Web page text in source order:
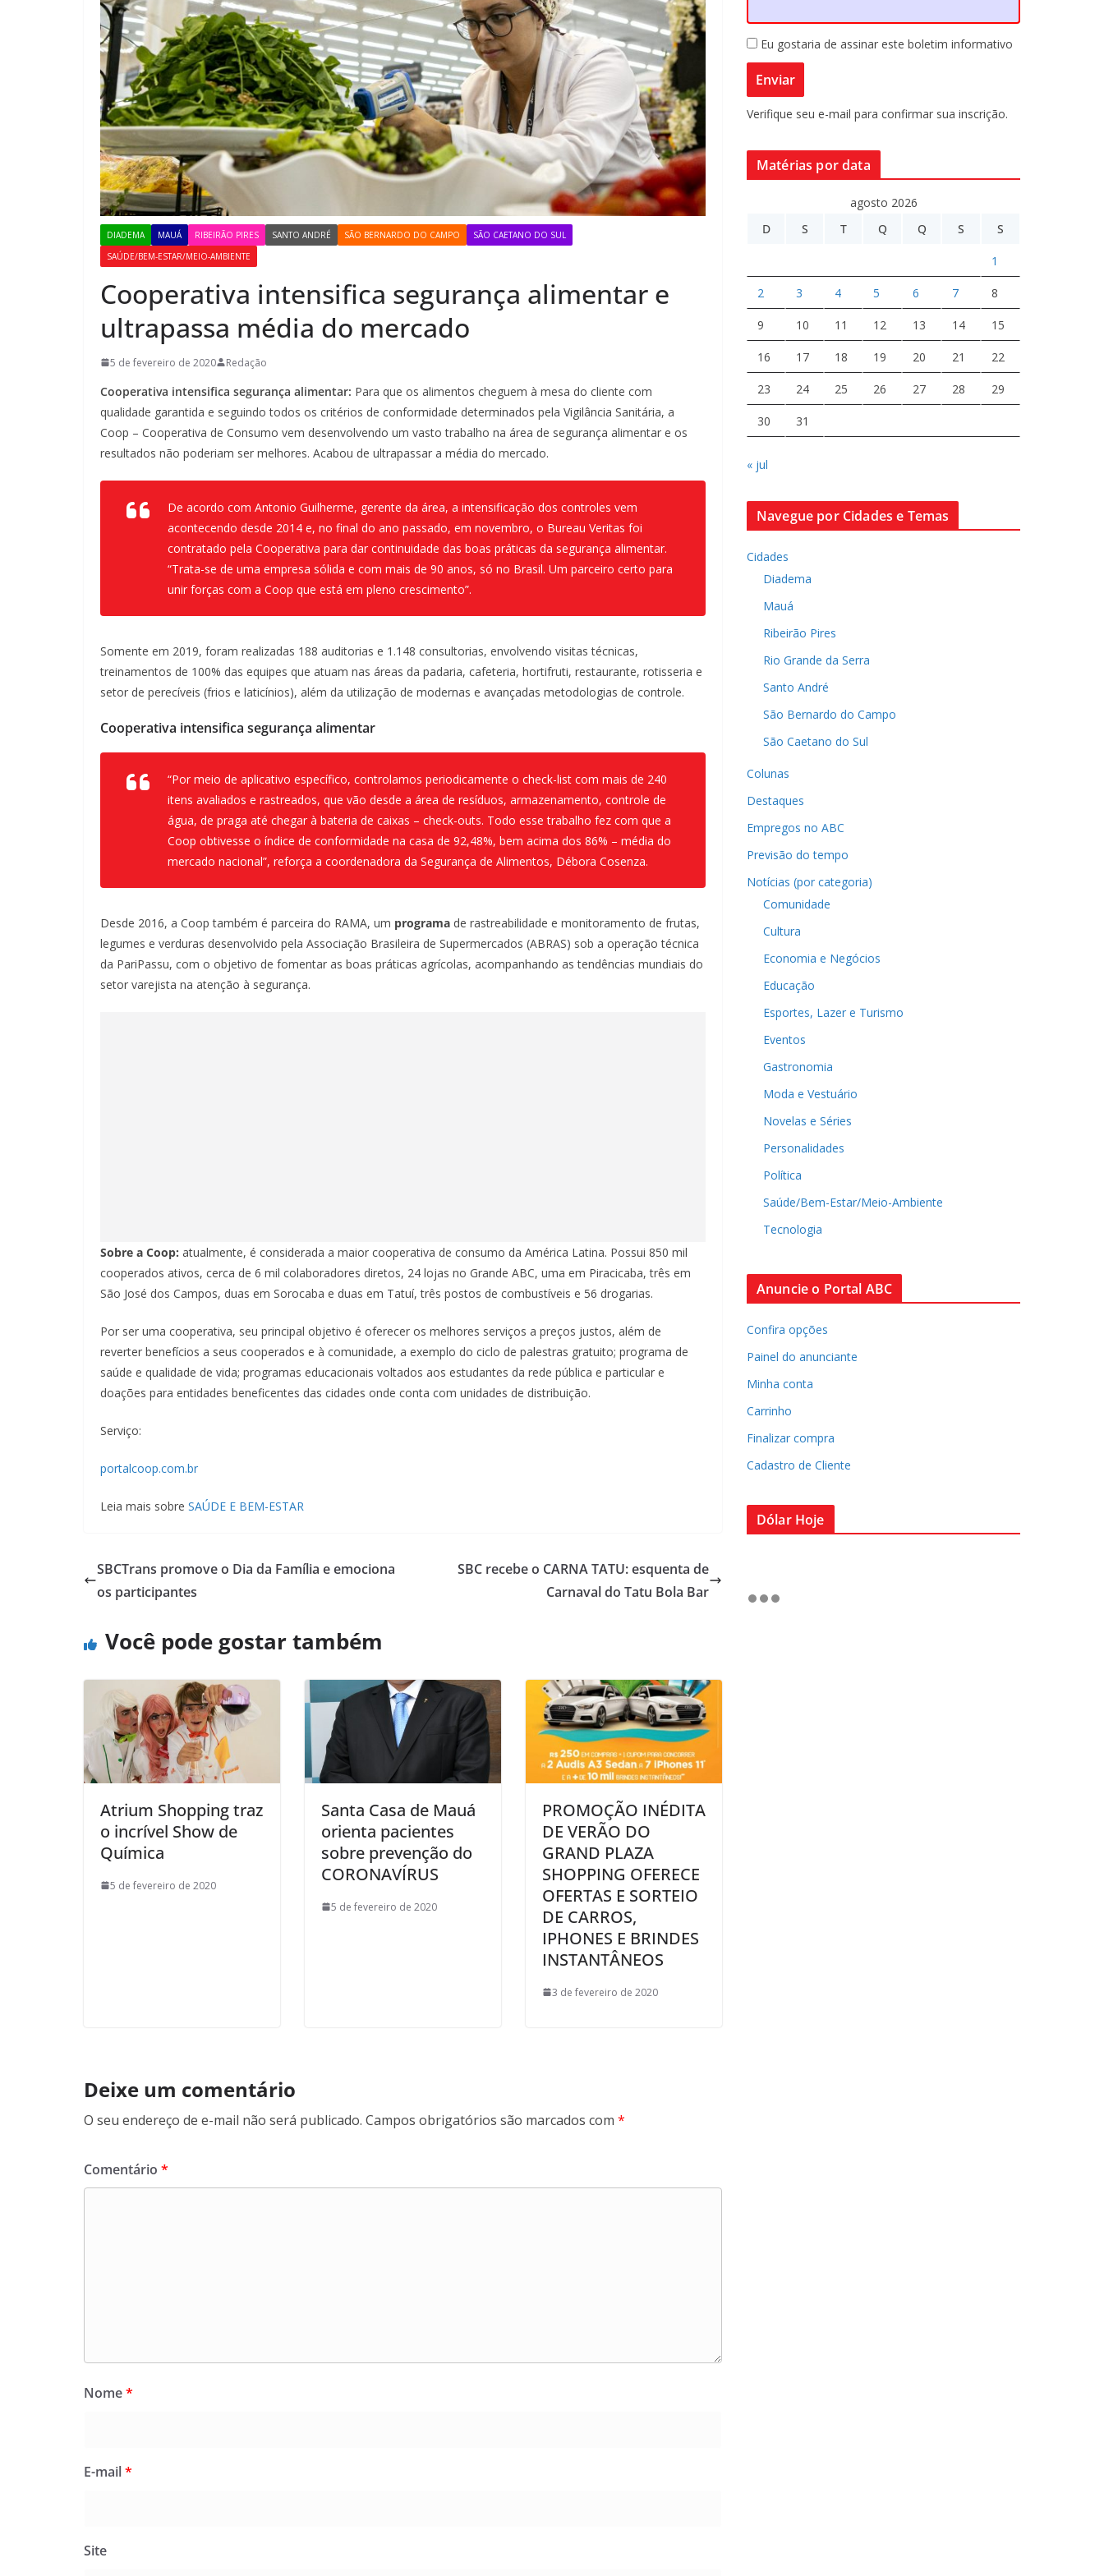
DIADEMA MAUÁ RIBEIRÃO PIRES SANTO ANDRÉ SÃO BERNARDO DO CAMPO
SÃO CAETANO DO SUL
SAÚDE/BEM-ESTAR/MEIO-AMBIENTE
Cooperativa intensifica segurança alimentar e
ultrapassa média do mercado
5 de fevereiro de 2020 Redação
Cooperativa intensifica segurança alimentar: Para que os alimentos cheguem à mesa do cliente com
qualidade garantida e seguindo todos os critérios de conformidade determinados pela Vigilância Sanitária, a
Coop – Cooperativa de Consumo vem desenvolvendo um vasto trabalho na área de segurança alimentar e os
resultados não poderiam ser melhores. Acabou de ultrapassar a média do mercado.
De acordo com Antonio Guilherme, gerente da área, a intensificação dos controles vem
acontecendo desde 2014 e, no final do ano passado, em novembro, o Bureau Veritas foi
contratado pela Cooperativa para dar continuidade das boas práticas da segurança alimentar.
“Trata-se de uma empresa sólida e com mais de 90 anos, só no Brasil. Um parceiro certo para
unir forças com a Coop que está em pleno crescimento”.
Somente em 2019, foram realizadas 188 auditorias e 1.148 consultorias, envolvendo visitas técnicas,
treinamentos de 100% das equipes que atuam nas áreas da padaria, cafeteria, hortifruti, restaurante, rotisseria e
setor de perecíveis (frios e laticínios), além da utilização de modernas e avançadas metodologias de controle.
Cooperativa intensifica segurança alimentar
“Por meio de aplicativo específico, controlamos periodicamente o check-list com mais de 240
itens avaliados e rastreados, que vão desde a área de resíduos, armazenamento, controle de
água, de praga até chegar à bateria de caixas – check-outs. Todo esse trabalho fez com que a
Coop obtivesse o índice de conformidade na casa de 92,48%, bem acima dos 86% – média do
mercado nacional”, reforça a coordenadora da Segurança de Alimentos, Débora Cosenza.
Desde 2016, a Coop também é parceira do RAMA, um programa de rastreabilidade e monitoramento de frutas,
legumes e verduras desenvolvido pela Associação Brasileira de Supermercados (ABRAS) sob a operação técnica
da PariPassu, com o objetivo de fomentar as boas práticas agrícolas, acompanhando as tendências mundiais do
setor varejista na atenção à segurança.
Sobre a Coop: atualmente, é considerada a maior cooperativa de consumo da América Latina. Possui 850 mil
cooperados ativos, cerca de 6 mil colaboradores diretos, 24 lojas no Grande ABC, uma em Piracicaba, três em
São José dos Campos, duas em Sorocaba e duas em Tatuí, três postos de combustíveis e 56 drogarias.
Por ser uma cooperativa, seu principal objetivo é oferecer os melhores serviços a preços justos, além de
reverter benefícios a seus cooperados e à comunidade, a exemplo do ciclo de palestras gratuito; programa de
saúde e qualidade de vida; programas educacionais voltados aos estudantes da rede pública e particular e
doações para entidades beneficentes das cidades onde conta com unidades de distribuição.
Serviço:
portalcoop.com.br
Leia mais sobre SAÚDE E BEM-ESTAR
SBCTrans promove o Dia da Família e emociona
os participantes
SBC recebe o CARNA TATU: esquenta de
Carnaval do Tatu Bola Bar
Você pode gostar também
Atrium Shopping traz
o incrível Show de
Química
5 de fevereiro de 2020
Santa Casa de Mauá
orienta pacientes
sobre prevenção do
CORONAVÍRUS
5 de fevereiro de 2020
PROMOÇÃO INÉDITA
DE VERÃO DO
GRAND PLAZA
SHOPPING OFERECE
OFERTAS E SORTEIO
DE CARROS,
IPHONES E BRINDES
INSTANTÂNEOS
3 de fevereiro de 2020
Deixe um comentário
O seu endereço de e-mail não será publicado. Campos obrigatórios são marcados com *
Comentário *
Nome*
E-mail*
Site
Eu gostaria de assinar este boletim informativo
Verifique seu e-mail para confirmar sua inscrição.
Matérias por data
agosto 2026
D
S T Q Q S S
1
2 3 4 5 6 7 8
9 10 11 12 13 14 15
16 17 18 19 20 21 22
23 24 25 26 27 28 29
30 31
« jul
Navegue por Cidades e Temas
Cidades
Diadema
Mauá
Ribeirão Pires
Rio Grande da Serra
Santo André
São Bernardo do Campo
São Caetano do Sul
Colunas
Destaques
Empregos no ABC
Previsão do tempo
Notícias (por categoria)
Comunidade
Cultura
Economia e Negócios
Educação
Esportes, Lazer e Turismo
Eventos
Gastronomia
Moda e Vestuário
Novelas e Séries
Personalidades
Política
Saúde/Bem-Estar/Meio-Ambiente
Tecnologia
Anuncie o Portal ABC
Confira opções
Painel do anunciante
Minha conta
Carrinho
Finalizar compra
Cadastro de Cliente
Dólar Hoje